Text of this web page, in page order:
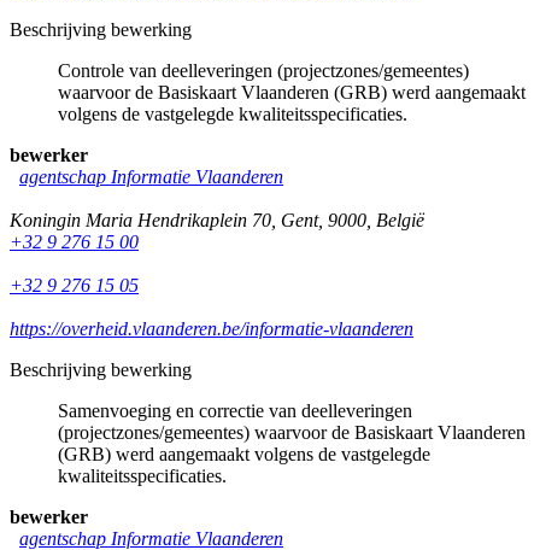
Beschrijving bewerking
Controle van deelleveringen (projectzones/gemeentes)
waarvoor de Basiskaart Vlaanderen (GRB) werd aangemaakt
volgens de vastgelegde kwaliteitsspecificaties.
bewerker
agentschap Informatie Vlaanderen
Koningin Maria Hendrikaplein 70 Gent, 9000 België
+32 9 276 15 00
+32 9 276 15 05
https://overheid.vlaanderen.be/informatie-vlaanderen
Beschrijving bewerking
Samenvoeging en correctie van deelleveringen
(projectzones/gemeentes) waarvoor de Basiskaart Vlaanderen
(GRB) werd aangemaakt volgens de vastgelegde
kwaliteitsspecificaties.
bewerker
agentschap Informatie Vlaanderen